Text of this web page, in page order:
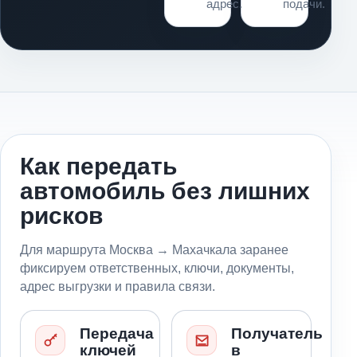
адрес.
подачи.
Как передать
автомобиль без лишних
рисков
Для маршрута Москва → Махачкала заранее
фиксируем ответственных, ключи, документы,
адрес выгрузки и правила связи.
Передача
ключей
Получатель
в